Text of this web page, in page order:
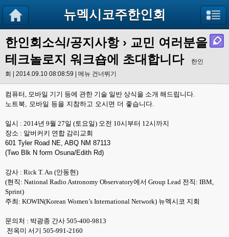
뉴멕시코주한인회
한인회소식/공지사항› 교민 여러분을
테크놀로지 워크숍에 초대합니다
한인
회 | 2014.09.10 08:08:59 | 메뉴 건너뛰기
컴퓨터, 모바일 기기 등에 관한 기술 일반 상식을 소개 해드립니다.
노트북, 모바일 등을 지참하고 오시면 더 좋습니다.
일시 : 2014년 9월 27일 (토요일) 오전 10시부터 12시까지
장소 : 알버커키 연합 감리교회
601 Tyler Road NE, ABQ NM 87113
(Two Blk N form Osuna/Edith Rd)
강사 : Rick T. An (안동현)
(현직 : National Radio Astronomy Observatory에서 Group Lead 전직 : IBM,
Sprint)
주최 : KOWIN(Korean Women’s International Network) 뉴멕시코 지회
문의처 : 박광종 간사 505-400-9813
전옥미 서기 505-991-2160